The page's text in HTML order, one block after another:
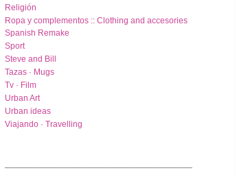
Religión
Ropa y complementos :: Clothing and accesories
Spanish Remake
Sport
Steve and Bill
Tazas · Mugs
Tv · Film
Urban Art
Urban ideas
Viajando · Travelling